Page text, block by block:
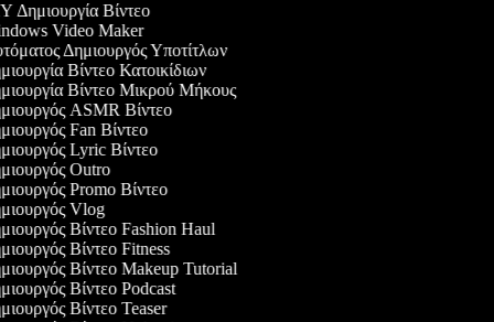
Δημιουργία Βίντεο
Video Maker
Δημιουργός Υποτίτλων
Βίντεο Κατοικίδιων
Βίντεο Μικρού Μήκους
ASMR Βίντεο
Fan Βίντεο
Lyric Βίντεο
Outro
Promo Βίντεο
Vlog
Βίντεο Fashion Haul
Βίντεο Fitness
Βίντεο Makeup Tutorial
Βίντεο Podcast
Βίντεο Teaser